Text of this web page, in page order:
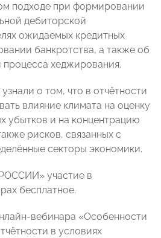
подходе при формировании
дебиторской
ожидаемых кредитных
банкротства, а также об
процесса хеджирования.
о том, что в отчётности
влияние климата на оценку
убытков и на концентрацию
рисков, связанных с
секторы экономики.
участие в
бесплатное.
вебинара «Особенности
в условиях